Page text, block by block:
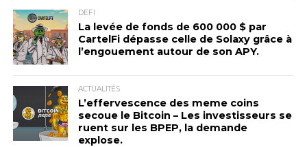
DEFI
La levée de fonds de 600 000 $ par
CartelFi dépasse celle de Solaxy grâce à
l’engouement autour de son APY.
ACTUALITÉS
L’effervescence des meme coins
secoue le Bitcoin – Les investisseurs se
ruent sur les BPEP, la demande
explose.